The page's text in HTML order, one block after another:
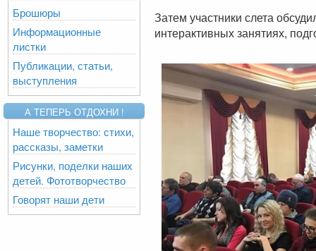
Брошюры
Информационные
листки
Публикации, статьи,
выступления
А ТЕПЕРЬ ОТДОХНИ !
Наше творчество: стихи,
рассказы, заметки
Рисунки, поделки наших
детей. Фототворчество
Говорят наши дети
Затем участники слета
интерактивных занятиях,